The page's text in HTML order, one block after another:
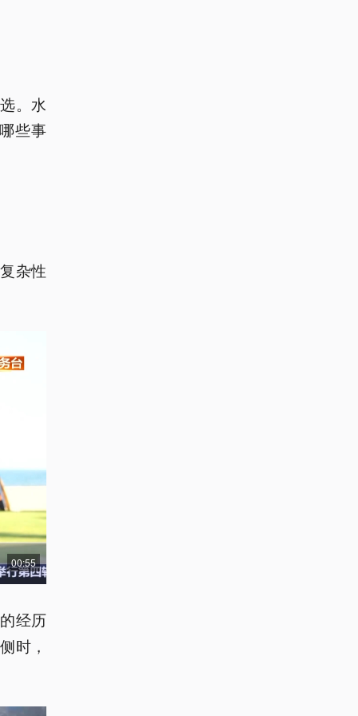
。水
些事
杂性
00:55
经历
时，